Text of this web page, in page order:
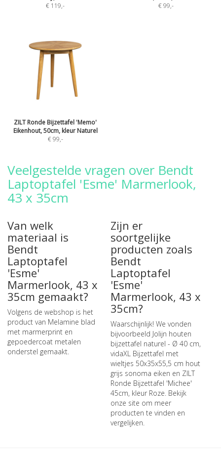
€ 119,-
€ 99,-
ZILT Ronde Bijzettafel 'Memo'
Eikenhout, 50cm, kleur Naturel
€ 99,-
Veelgestelde vragen over Bendt
Laptoptafel 'Esme' Marmerlook,
43 x 35cm
Van welk
materiaal is
Bendt
Laptoptafel
'Esme'
Marmerlook, 43 x
35cm gemaakt?
Volgens de webshop is het
product van Melamine blad
met marmerprint en
gepoedercoat metalen
onderstel gemaakt.
Zijn er
soortgelijke
producten zoals
Bendt
Laptoptafel
'Esme'
Marmerlook, 43 x
35cm?
Waarschijnlijk! We vonden
bijvoorbeeld Jolijn houten
bijzettafel naturel - Ø 40 cm,
vidaXL Bijzettafel met
wieltjes 50x35x55,5 cm hout
grijs sonoma eiken en ZILT
Ronde Bijzettafel 'Michee'
45cm, kleur Roze. Bekijk
onze site om meer
producten te vinden en
vergelijken.